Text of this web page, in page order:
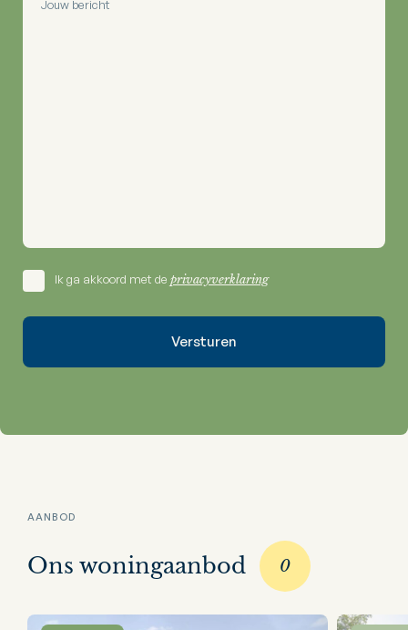
Ik ga akkoord met de privacyverklaring
AANBOD
Ons woningaanbod 0